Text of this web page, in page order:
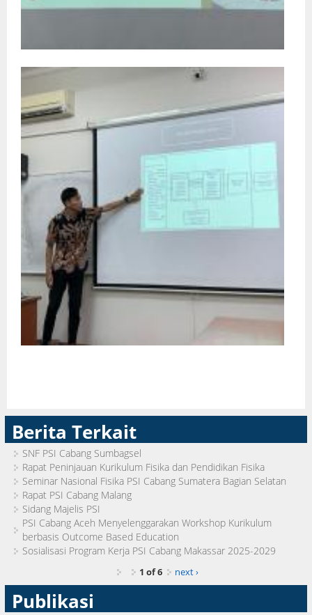
Berita Terkait
SNF PSI Cabang Sumbagsel
Rapat Peninjauan Kurikulum Fisika dan Pendidikan Fisika
Seminar Nasional Fisika PSI Cabang Sumatera Bagian Selatan
Rapat PSI Cabang Malang
Sidang Majelis PSI
PSI Cabang Aceh Menyelenggarakan Workshop Kurikulum
berbasis Outcome Based Education
Sosialisasi Program Kerja PSI Cabang Makassar 2025-2029
1 of 6 next ›
Publikasi